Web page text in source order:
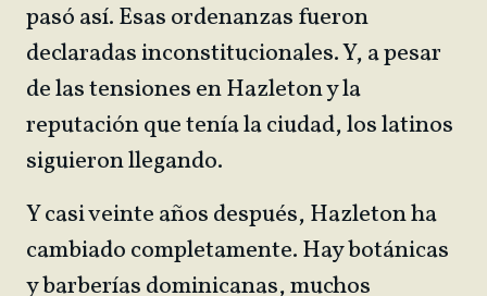
pasó así. Esas ordenanzas fueron
declaradas inconstitucionales. Y, a pesar
de las tensiones en Hazleton y la
reputación que tenía la ciudad, los latinos
siguieron llegando.
Y casi veinte años después, Hazleton ha
cambiado completamente. Hay botánicas
y barberías dominicanas, muchos